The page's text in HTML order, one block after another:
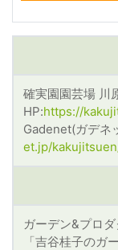
確実園園芸場 川
HP:https://
Gadenet(ガデネ
et.jp/
ガーデン&プロ
「吉谷桂子のガ